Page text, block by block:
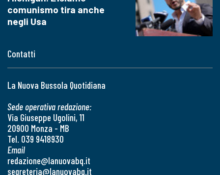
Contatti
La Nuova Bussola Quotidiana
Sede operativa redazione:
Via Giuseppe Ugolini, 11
20900 Monza - MB
Tel. 039 9418930
Email
redazione@lanuovabq.it
segreteria@lanuovabq.it
comunismo tira anche
negli Usa